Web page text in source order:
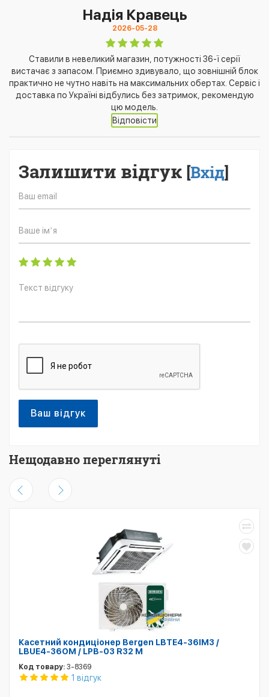
Надія Кравець
2026-05-28
Ставили в невеликий магазин, потужності 36-ї серії
вистачає з запасом. Приємно здивувало, що зовнішній блок
практично не чутно навіть на максимальних обертах. Сервіс і
доставка по Україні відбулись без затримок, рекомендую
цю модель.
Відповісти
Залишити відгук [Вхід]
Ваш відгук
Нещодавно переглянуті
Касетний кондиціонер Bergen LBTE4-36IM3 /
LBUE4-36OM / LPB-03 R32 M
Код товару: 3-8369
1 відгук